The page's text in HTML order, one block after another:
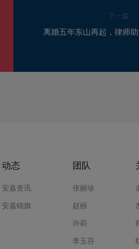
下一篇
离婚五年东山再起，律师
动态
安嘉资讯
安嘉锦旗
团队
张丽珍
赵丽
许莉
李玉芬